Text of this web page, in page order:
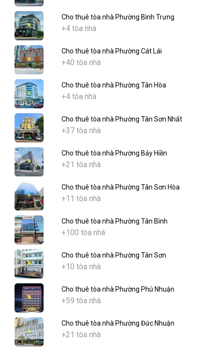
Cho thuê tòa nhà Phường Bình Trưng
+4 tòa nhà
Cho thuê tòa nhà Phường Cát Lái
+40 tòa nhà
Cho thuê tòa nhà Phường Tân Hòa
+4 tòa nhà
Cho thuê tòa nhà Phường Tân Sơn Nhất
+37 tòa nhà
Cho thuê tòa nhà Phường Bảy Hiền
+21 tòa nhà
Cho thuê tòa nhà Phường Tân Sơn Hòa
+11 tòa nhà
Cho thuê tòa nhà Phường Tân Bình
+100 tòa nhà
Cho thuê tòa nhà Phường Tân Sơn
+10 tòa nhà
Cho thuê tòa nhà Phường Phú Nhuận
+59 tòa nhà
Cho thuê tòa nhà Phường Đức Nhuận
+21 tòa nhà